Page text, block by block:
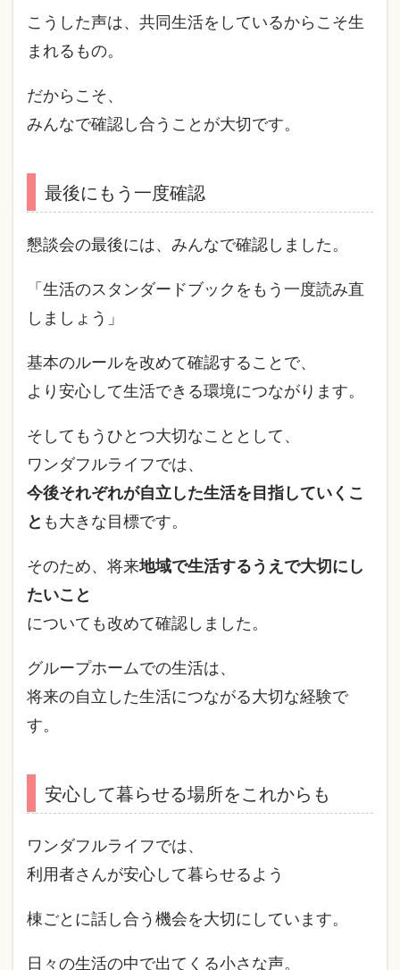
こうした声は、共同生活をしているからこそ生
まれるもの。
だからこそ、
みんなで確認し合うことが大切です。
最後にもう一度確認
懇談会の最後には、みんなで確認しました。
「生活のスタンダードブックをもう一度読み直
しましょう」
基本のルールを改めて確認することで、
より安心して生活できる環境につながります。
そしてもうひとつ大切なこととして、
ワンダフルライフでは、
今後それぞれが自立した生活を目指していくこ
と も大きな目標です。
そのため、将来地域で生活するうえで大切にし
たいこと
についても改めて確認しました。
グループホームでの生活は、
将来の自立した生活につながる大切な経験で
す。
安心して暮らせる場所をこれからも
ワンダフルライフでは、
利用者さんが安心して暮らせるよう
棟ごとに話し合う機会を大切にしています。
日々の生活の中で出てくる小さな声。